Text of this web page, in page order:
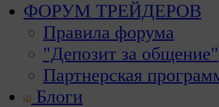
ФОРУМ ТРЕЙДЕРОВ
Правила форума
"Депозит за общение"
Партнерская
Блоги